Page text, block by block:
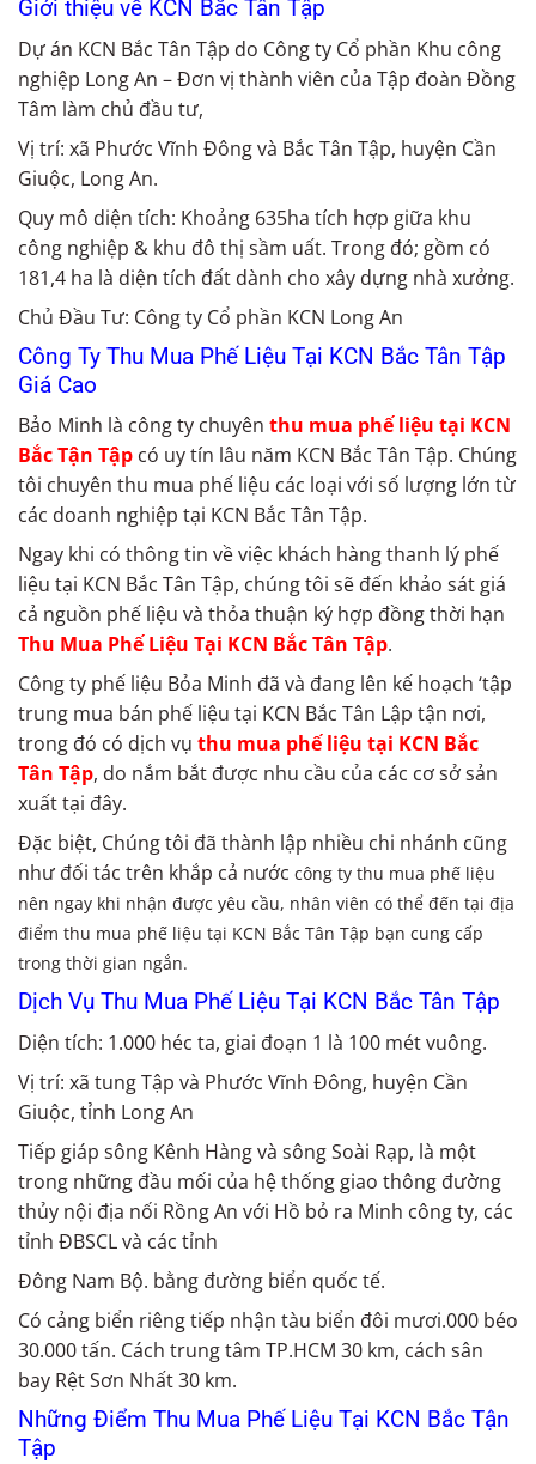
Giới thiệu về KCN Bắc Tân Tập
Dự án KCN Bắc Tân Tập do Công ty Cổ phần Khu công
nghiệp Long An – Đơn vị thành viên của Tập đoàn Đồng
Tâm làm chủ đầu tư,
Vị trí: xã Phước Vĩnh Đông và Bắc Tân Tập, huyện Cần
Giuộc, Long An.
Quy mô diện tích: Khoảng 635ha tích hợp giữa khu
công nghiệp & khu đô thị sầm uất. Trong đó; gồm có
181,4 ha là diện tích đất dành cho xây dựng nhà xưởng.
Chủ Đầu Tư: Công ty Cổ phần KCN Long An
Công Ty Thu Mua Phế Liệu Tại KCN Bắc Tân Tập
Giá Cao
Bảo Minh là công ty chuyên thu mua phế liệu tại KCN
Bắc Tận Tập có uy tín lâu năm KCN Bắc Tân Tập. Chúng
tôi chuyên thu mua phế liệu các loại với số lượng lớn từ
các doanh nghiệp tại KCN Bắc Tân Tập.
Ngay khi có thông tin về việc khách hàng thanh lý phế
liệu tại KCN Bắc Tân Tập, chúng tôi sẽ đến khảo sát giá
cả nguồn phế liệu và thỏa thuận ký hợp đồng thời hạn
Thu Mua Phế Liệu Tại KCN Bắc Tân Tập.
Công ty phế liệu Bỏa Minh đã và đang lên kế hoạch ‘tập
trung mua bán phế liệu tại KCN Bắc Tân Lập tận nơi,
trong đó có dịch vụ thu mua phế liệu tại KCN Bắc
Tân Tập, do nắm bắt được nhu cầu của các cơ sở sản
xuất tại đây.
Đặc biệt, Chúng tôi đã thành lập nhiều chi nhánh cũng
như đối tác trên khắp cả nước công ty thu mua phế liệu
nên ngay khi nhận được yêu cầu, nhân viên có thể đến tại địa
điểm thu mua phế liệu tại KCN Bắc Tân Tập bạn cung cấp
trong thời gian ngắn.
Dịch Vụ Thu Mua Phế Liệu Tại KCN Bắc Tân Tập
Diện tích: 1.000 héc ta, giai đoạn 1 là 100 mét vuông.
Vị trí: xã tung Tập và Phước Vĩnh Đông, huyện Cần
Giuộc, tỉnh Long An
Tiếp giáp sông Kênh Hàng và sông Soài Rạp, là một
trong những đầu mối của hệ thống giao thông đường
thủy nội địa nối Rồng An với Hồ bỏ ra Minh công ty, các
tỉnh ĐBSCL và các tỉnh
Đông Nam Bộ. bằng đường biển quốc tế.
Có cảng biển riêng tiếp nhận tàu biển đôi mươi.000 béo
30.000 tấn. Cách trung tâm TP.HCM 30 km, cách sân
bay Rệt Sơn Nhất 30 km.
Những Điểm Thu Mua Phế Liệu Tại KCN Bắc Tận
Tập